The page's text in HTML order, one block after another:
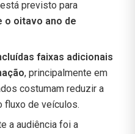
previsto para
o oitavo ano de
faixas adicionais
, principalmente em
costumam reduzir a
fluxo de veículos.
a audiência foi a